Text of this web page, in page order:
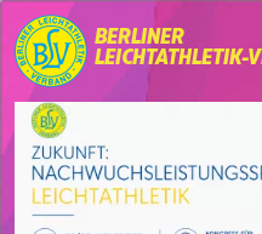
BERLINER
LEICHTATHLETIK-